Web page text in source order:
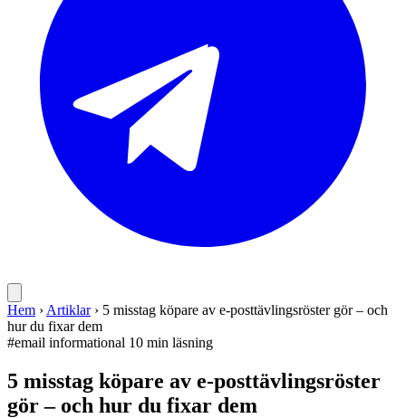
Hem › Artiklar › 5 misstag köpare av e-posttävlingsröster gör – och
hur du fixar dem
#email informational 10 min läsning
5 misstag köpare av e-posttävlingsröster
gör – och hur du fixar dem